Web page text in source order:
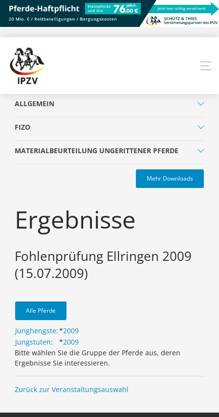
ALLGEMEIN
FIZO
MATERIALBEURTEILUNG UNGERITTENER PFERDE
Mehr Downloads
Ergebnisse
Fohlenprüfung Ellringen 2009
(15.07.2009)
Alle Pferde
Junghengste:*2009
Jungstuten: *2009
Bitte wählen Sie die Gruppe der Pferde aus, deren
Ergebnisse Sie interessieren.
Zurück zur Veranstaltungsauswahl